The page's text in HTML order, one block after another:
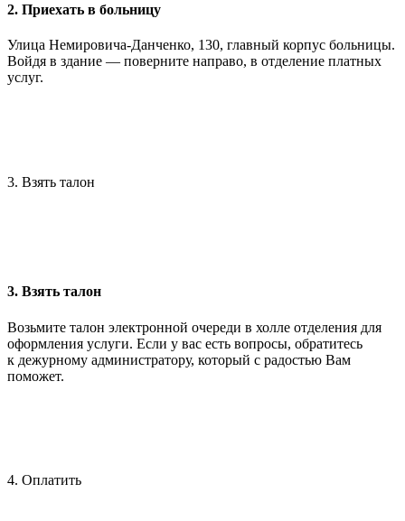
2. Приехать в больницу
Улица Немировича-Данченко, 130, главный корпус больницы.
Войдя в здание — поверните направо, в отделение платных
услуг.
3. Взять талон
3. Взять талон
Возьмите талон электронной очереди в холле отделения для
оформления услуги. Если у вас есть вопросы, обратитесь
к дежурному администратору, который с радостью Вам
поможет.
4. Оплатить